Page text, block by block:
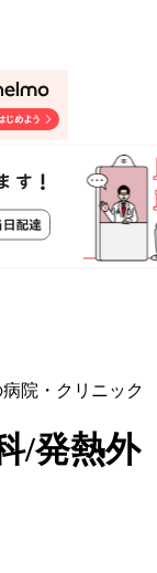
院・クリニック
/発熱外